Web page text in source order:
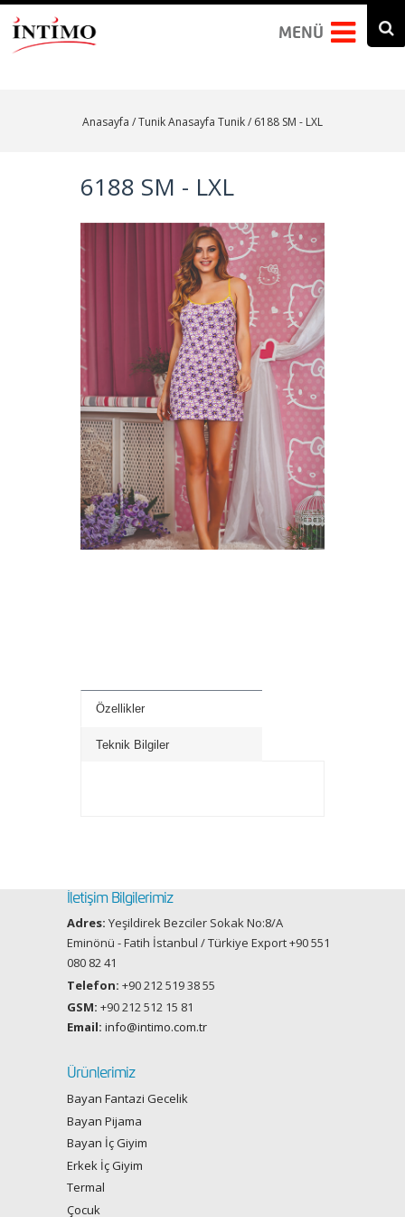
Arama formu
Search this site
MENÜ
Anasayfa / TunikAnasayfa Tunik/ 6188 SM - LXL
6188 SM - LXL
Özellikler
Teknik Bilgiler
İletişim Bilgilerimiz
Adres: Yeşildirek Bezciler Sokak No:8/A
Eminönü - Fatih İstanbul / Türkiye Export +90 551
080 82 41
Telefon: +90 212 519 38 55
GSM: +90 212 512 15 81
Email: info@intimo.com.tr
Ürünlerimiz
Bayan Fantazi Gecelik
Bayan Pijama
Bayan İç Giyim
Erkek İç Giyim
Termal
Çocuk